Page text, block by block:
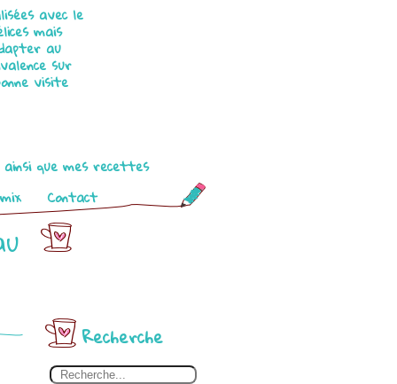
avec le
mais
au
sur
visite
ainsi que mes recettes
Contact
Recherche